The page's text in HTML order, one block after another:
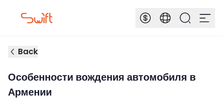
Back
Особенности вождения автомобиля в
Армении